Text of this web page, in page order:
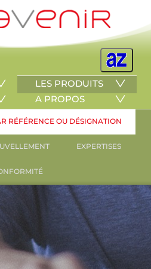
LES PRODUITS
A PROPOS
RÉFÉRENCE OU DÉSIGNATION
EXPERTISES